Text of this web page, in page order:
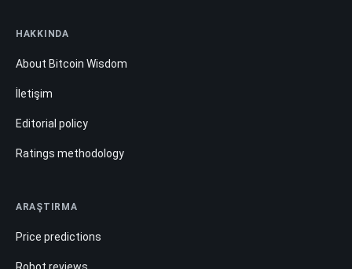
HAKKINDA
About Bitcoin Wisdom
İletişim
Editorial policy
Ratings methodology
ARAŞTIRMA
Price predictions